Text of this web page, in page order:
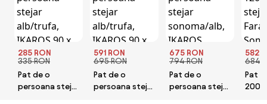
285 RON
335 RON
Pat de o
persoana stejar
591 RON
695 RON
Pat de o
persoana stejar
675 RON
794 RON
Pat de o
persoana stejar
582
684
Pat
200